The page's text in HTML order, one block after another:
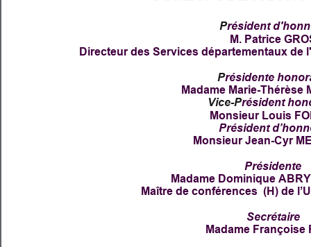
Président
M. Patrice
Directeur des Services départementaux de
Présidente
Madame Marie-Thérèse
Vice-Président
Monsieur Louis
Président
Monsieur Jean-Cyr
Présidente
Madame Dominique
Maître de conférences  (H) de
Secrétaire
Madame Françoise